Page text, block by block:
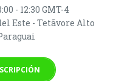
- 12:30 GMT-4
Este - Tetãvore Alto